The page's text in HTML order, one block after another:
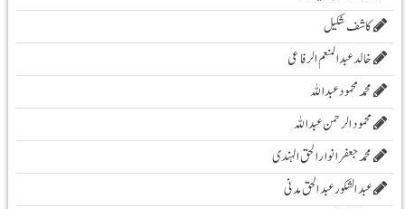
کاشف شکیل
خالد عبدالمنعم الرفاعی
محمد محمود عبداللہ
محمود الرحمن عبد اللہ
محمد جعفر انوار الحق الہندی
عبد الشکور عبد الحق مدنی